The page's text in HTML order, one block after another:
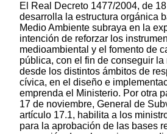
El Real Decreto 1477/2004, de
desarrolla la estructura orgánica
Medio Ambiente subraya en la
intención de reforzar los
medioambiental y el fomento de
pública, con el fin de conseguir
desde los distintos ámbitos de
cívica, en el diseño e
emprenda el Ministerio. Por otra
17 de noviembre, General de
artículo 17.1, habilita a los
para la aprobación de las bases